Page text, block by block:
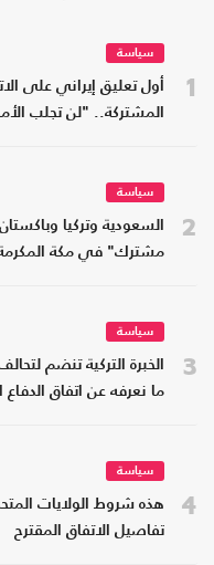
1
سياسة
أول تعليق إيراني على
المشتركة.. "لن تجلب
2
سياسة
السعودية وتركيا
مشترك" في مكة
3
سياسة
الخبرة التركية تنضم
ما نعرفه عن اتفاق
4
سياسة
هذه شروط الولايات
تفاصيل الاتفاق المقترح